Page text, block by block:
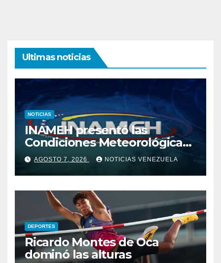
Ultimas noticias
NOTICIAS
INAMEH presentó las
Condiciones Meteorológicas
para las próximas 24 horas,
de este viernes 7 de agosto
2026
AGOSTO 7, 2026 NOTICIAS VENEZUELA
DEPORTES
Ricardo Montes de Oca
dominó las alturas